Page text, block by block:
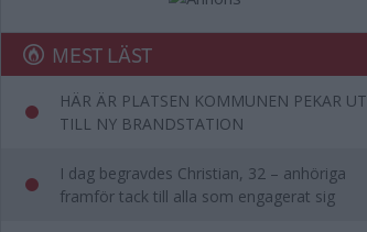
MEST LÄST
HÄR ÄR PLATSEN KOMMUNEN PEKAR UT
TILL NY BRANDSTATION
I dag begravdes Christian, 32 – anhöriga
framför tack till alla som engagerat sig